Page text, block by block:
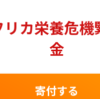
リカ栄養危機
金
寄付する